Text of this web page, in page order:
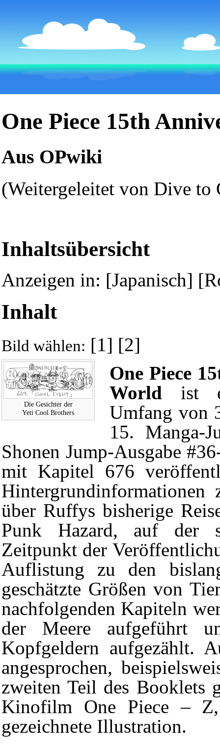
One Piece 15th
Aus OPwiki
(Weitergeleitet von Dive to
Inhaltsübersicht
Anzeigen in: [Japanisch] [
Inhalt
Bild wählen: [1] [2]
Die Gesichter der
Yeti Cool Brothers
One Piece
World ist
Umfang von
15. Manga-
Shonen Jump-Ausgabe
mit Kapitel 676
über Ruffys bisherige
Punk Hazard, auf der
Zeitpunkt der
Auflistung zu den
geschätzte Größen von
nachfolgenden Kapiteln
der Meere aufgeführt
Kopfgeldern aufgezählt.
angesprochen,
zweiten Teil des Booklets
Kinofilm One Piece – Z
gezeichnete Illustration.